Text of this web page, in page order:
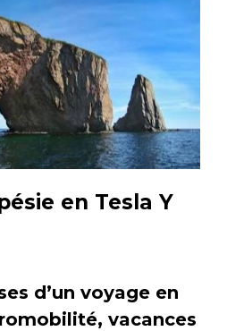
en Tesla Y
d’un voyage en
vacances